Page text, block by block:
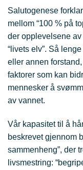
Salutogenese
mellom “100 % på
der opplevelsene
“livets elv”. Så
eller annen
faktorer som kan
mennesker å
av vannet.
Vår kapasitet til å
beskrevet gjennom
sammenheng”, der
livsmestring: